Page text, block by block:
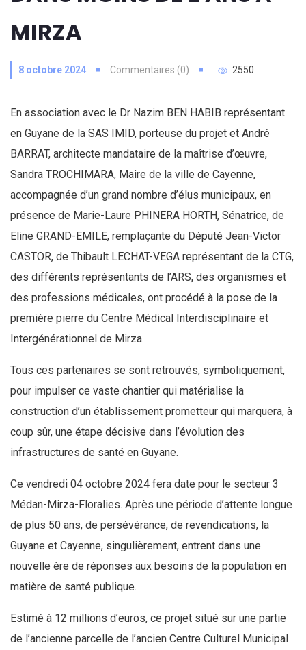
MIRZA
8 octobre 2024 Commentaires (0) 2550
En association avec le Dr Nazim BEN HABIB représentant
en Guyane de la SAS IMID, porteuse du projet et André
BARRAT, architecte mandataire de la maîtrise d’œuvre,
Sandra TROCHIMARA, Maire de la ville de Cayenne,
accompagnée d’un grand nombre d’élus municipaux, en
présence de Marie-Laure PHINERA HORTH, Sénatrice, de
Eline GRAND-EMILE, remplaçante du Député Jean-Victor
CASTOR, de Thibault LECHAT-VEGA représentant de la CTG,
des différents représentants de l’ARS, des organismes et
des professions médicales, ont procédé à la pose de la
première pierre du Centre Médical Interdisciplinaire et
Intergénérationnel de Mirza.
Tous ces partenaires se sont retrouvés, symboliquement,
pour impulser ce vaste chantier qui matérialise la
construction d’un établissement prometteur qui marquera, à
coup sûr, une étape décisive dans l’évolution des
infrastructures de santé en Guyane.
Ce vendredi 04 octobre 2024 fera date pour le secteur 3
Médan-Mirza-Floralies. Après une période d’attente longue
de plus 50 ans, de persévérance, de revendications, la
Guyane et Cayenne, singulièrement, entrent dans une
nouvelle ère de réponses aux besoins de la population en
matière de santé publique.
Estimé à 12 millions d’euros, ce projet situé sur une partie
de l’ancienne parcelle de l’ancien Centre Culturel Municipal